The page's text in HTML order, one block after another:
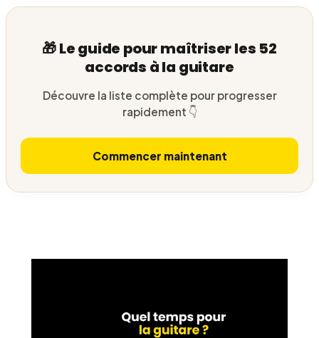
🎁 Le guide pour maîtriser les 52
accords à la guitare
Découvre la liste complète pour progresser
rapidement 👇
Commencer maintenant